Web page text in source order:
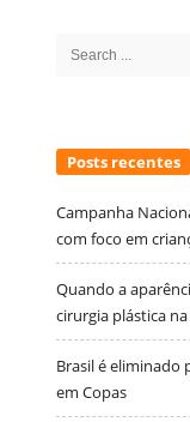
Search
Posts recentes
Campanha
com foco em
Quando a
cirurgia plástica
Brasil é eliminado
em Copas